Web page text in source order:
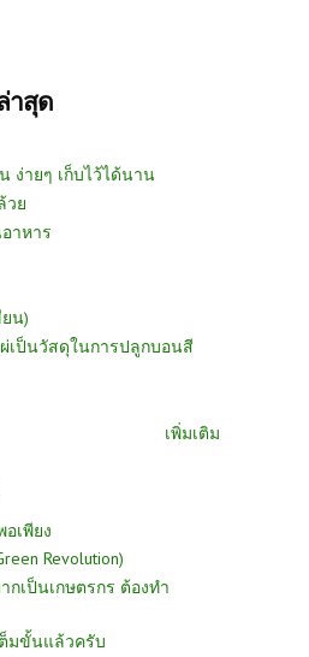
าสุด
ง่ายๆ เก็บไว้ได้นาน
วย
าหาร
น)
เป็นวัสดุในการปลูกบอนสี
เพิ่มเติม
เพียง
Revolution)
กเป็นเกษตรกร ต้องทำ
ต็มขั้นแล้วครับ